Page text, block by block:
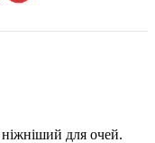
для очей.